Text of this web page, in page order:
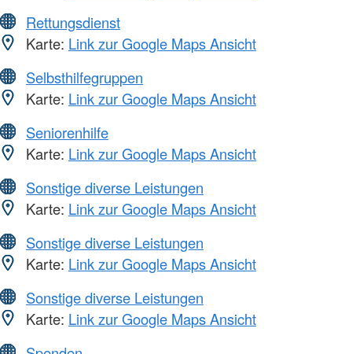
Rettungsdienst
Karte: Link zur Google Maps Ansicht
Selbsthilfegruppen
Karte: Link zur Google Maps Ansicht
Seniorenhilfe
Karte: Link zur Google Maps Ansicht
Sonstige diverse Leistungen
Karte: Link zur Google Maps Ansicht
Sonstige diverse Leistungen
Karte: Link zur Google Maps Ansicht
Sonstige diverse Leistungen
Karte: Link zur Google Maps Ansicht